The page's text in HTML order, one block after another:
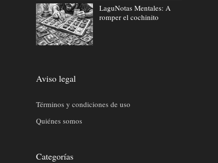
LaguNotas Mentales: A
romper el cochinito
Aviso legal
Términos y condiciones de uso
Quiénes somos
Categorías